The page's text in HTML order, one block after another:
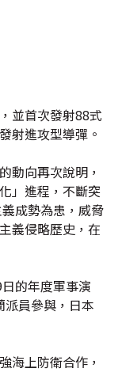
並首次發射88式
射進攻型導彈。
動向再次說明，
」進程，不斷突
成勢為患，威脅
義侵略歷史，在
的年度軍事演
員參與，日本
海上防衛合作，